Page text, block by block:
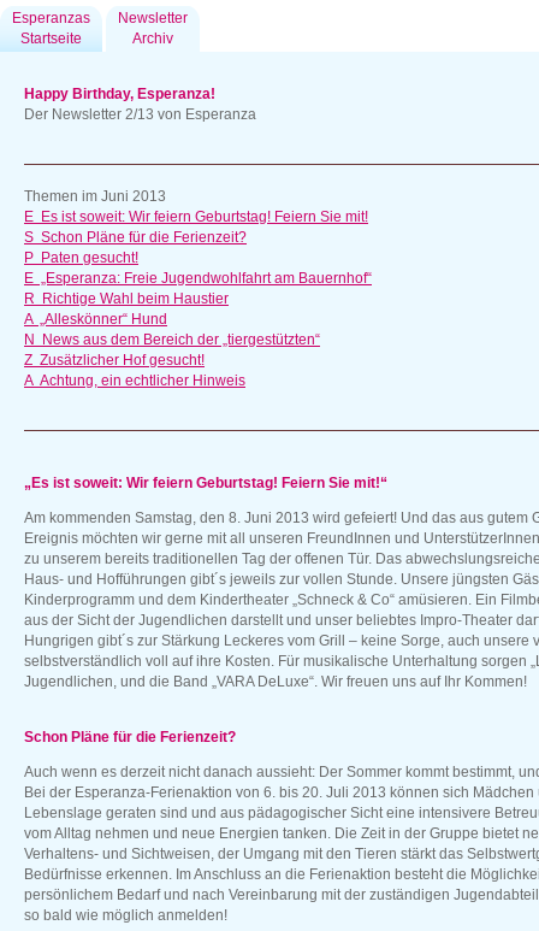
Happy Birthday, Esperanza!
Der Newsletter 2/13 von Esperanza
Themen im Juni 2013
E Es ist soweit: Wir feiern Geburtstag! Feiern Sie mit!
S Schon Pläne für die Ferienzeit?
P Paten gesucht!
E „Esperanza: Freie Jugendwohlfahrt am Bauernhof“
R Richtige Wahl beim Haustier
A „Alleskönner“ Hund
N News aus dem Bereich der „tiergestützten“
Z Zusätzlicher Hof gesucht!
A Achtung, ein echtlicher Hinweis
„Es ist soweit: Wir feiern Geburtstag! Feiern Sie mit!“
Am kommenden Samstag, den 8. Juni 2013 wird gefeiert! Und das aus gutem
Ereignis möchten wir gerne mit all unseren FreundInnen und
zu unserem bereits traditionellen Tag der offenen Tür. Das
Haus- und Hofführungen gibt´s jeweils zur vollen Stunde. Unsere jüngsten
Kinderprogramm und dem Kindertheater „Schneck & Co“ amüsieren. Ein
aus der Sicht der Jugendlichen darstellt und unser beliebtes Impro-Theater
Hungrigen gibt´s zur Stärkung Leckeres vom Grill – keine Sorge, auch
selbstverständlich voll auf ihre Kosten. Für musikalische Unterhaltung sorgen
Jugendlichen, und die Band „VARA DeLuxe“. Wir freuen uns auf Ihr Kommen!
Schon Pläne für die Ferienzeit?
Auch wenn es derzeit nicht danach aussieht: Der Sommer kommt bestimmt,
Bei der Esperanza-Ferienaktion von 6. bis 20. Juli 2013 können sich
Lebenslage geraten sind und aus pädagogischer Sicht eine intensivere
vom Alltag nehmen und neue Energien tanken. Die Zeit in der Gruppe bietet
Verhaltens- und Sichtweisen, der Umgang mit den Tieren stärkt das
Bedürfnisse erkennen. Im Anschluss an die Ferienaktion besteht die
persönlichem Bedarf und nach Vereinbarung mit der zuständigen
so bald wie möglich anmelden!
Esperanzas
Startseite
Newsletter
Archiv